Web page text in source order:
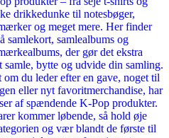
drikkedunke til notesbøger,
og meget mere. Her finder
samlekort, samlealbums og
der gør det ekstra
samle, bytte og udvide din samling.
om du leder efter en gave, noget til
eller nyt favoritmerchandise, har
af spændende K-Pop produkter.
kommer løbende, så hold øje
og vær blandt de første til